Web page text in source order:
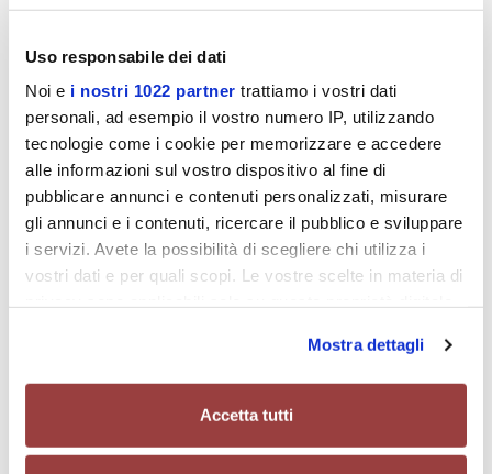
Uso responsabile dei dati
Noi e i nostri 1022 partner trattiamo i vostri dati
personali, ad esempio il vostro numero IP, utilizzando
tecnologie come i cookie per memorizzare e accedere
alle informazioni sul vostro dispositivo al fine di
pubblicare annunci e contenuti personalizzati, misurare
gli annunci e i contenuti, ricercare il pubblico e sviluppare
i servizi. Avete la possibilità di scegliere chi utilizza i
vostri dati e per quali scopi. Le vostre scelte in materia di
modificare o revocare il proprio consenso in qualsiasi
momento dalla Dichiarazione sui cookie o facendo clic
sull'icona di attivazione della privacy.
Con il tuo consenso, vorremmo anche:
Mostra dettagli
Accetta tutti
di eccellenza della Colombo Filippetti per guardare al
linea con l'evoluzione sempre più dinamica ed
accelerata del contesto dell'automazione. Un nuovo
brand che scaturisce da una lunga storia di valori e
competenze che garantiscono la continuità nel futuro
di quanto ci è più prezioso: la fiducia della nostra
clientela.
Caratterizzata da un innato dinamismo nei confronti